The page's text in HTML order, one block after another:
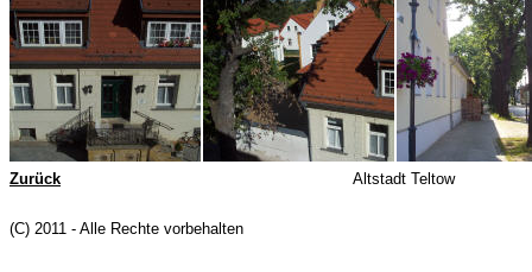
Zurück Altstadt Teltow
(C) 2011 - Alle Rechte vorbehalten